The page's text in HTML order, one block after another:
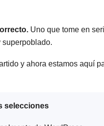
Uno que tome en
superpoblado.
y ahora estamos aquí
selecciones